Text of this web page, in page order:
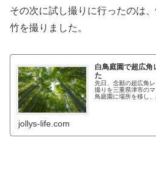
その次に試し撮りに行ったのは
竹を撮りました。
白鳥庭園で超広角
た
先日、念願の超広角
撮りを三重県津市の
鳥庭園に場所を移し
jollys-life.com